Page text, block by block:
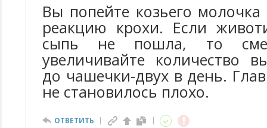
Вы попейте козьего
реакцию крохи. Если
сыпь не пошла, то
увеличивайте количество
до чашечки-двух в день.
не становилось плохо.
ОТВЕТИТЬ